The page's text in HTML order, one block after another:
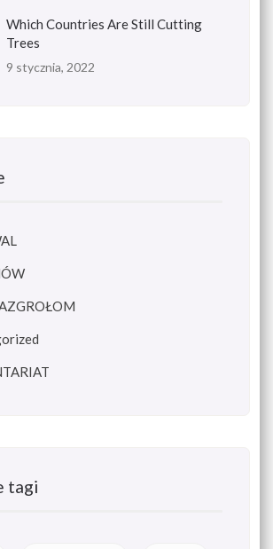
Which Countries Are Still Cutting
Trees
9 stycznia, 2022
tagi